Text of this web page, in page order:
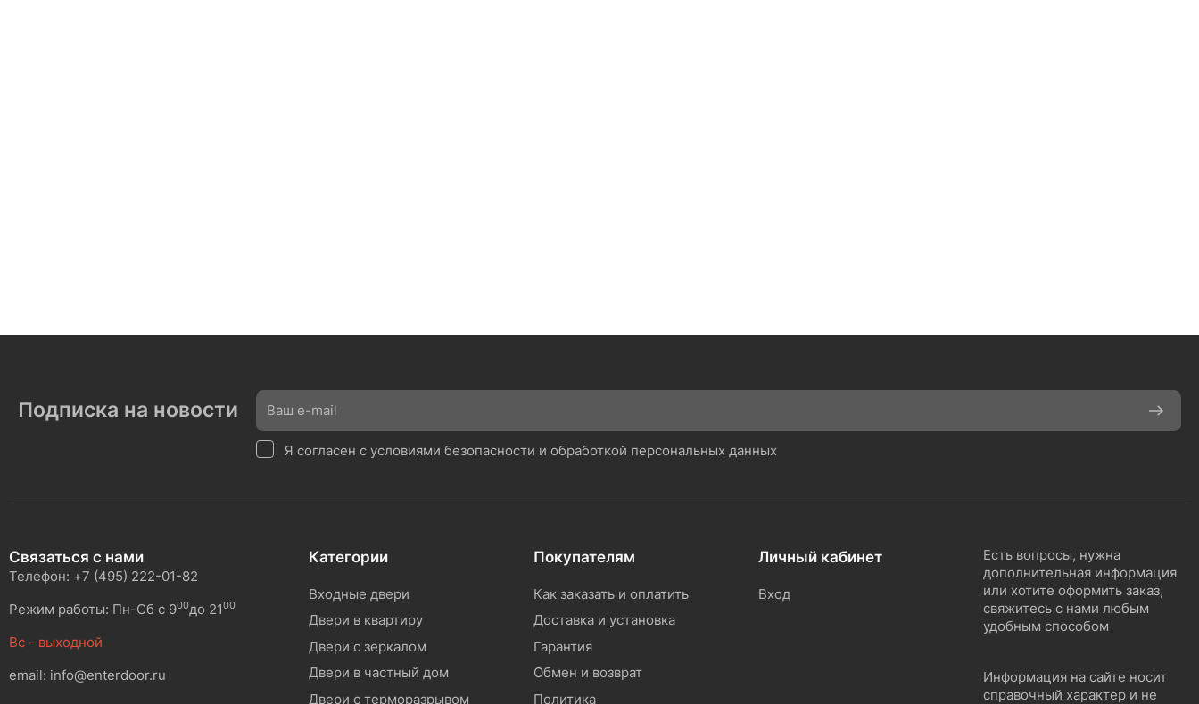
Подписка на новости
Я согласен с условиями безопасности и обработкой персональных данных
Связаться с нами
Телефон: +7 (495) 222-01-82
Режим работы: Пн-Сб с 900до 2100
Вс - выходной
email: info@enterdoor.ru
Категории
Входные двери
Двери в квартиру
Двери с зеркалом
Двери в частный дом
Двери с терморазрывом
Покупателям
Как заказать и оплатить
Доставка и установка
Гарантия
Обмен и возврат
Политика
Личный кабинет
Вход
Есть вопросы, нужна
дополнительная информация
или хотите оформить заказ,
свяжитесь с нами любым
удобным способом
Информация на сайте носит
справочный характер и не